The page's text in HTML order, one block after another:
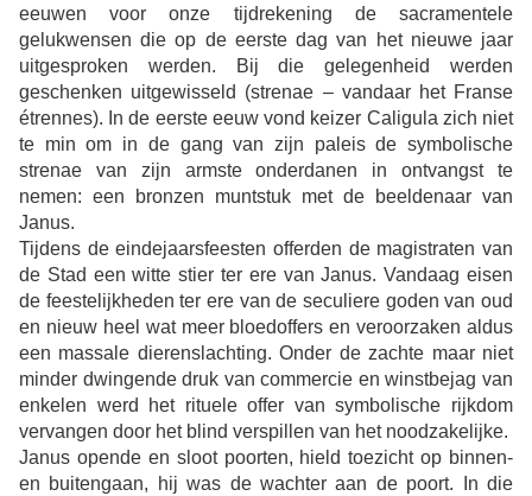
eeuwen voor onze tijdrekening de sacramentele
gelukwensen die op de eerste dag van het nieuwe jaar
uitgesproken werden. Bij die gelegenheid werden
geschenken uitgewisseld (strenae – vandaar het Franse
étrennes). In de eerste eeuw vond keizer Caligula zich niet
te min om in de gang van zijn paleis de symbolische
strenae van zijn armste onderdanen in ontvangst te
nemen: een bronzen muntstuk met de beeldenaar van
Janus.
Tijdens de eindejaarsfeesten offerden de magistraten van
de Stad een witte stier ter ere van Janus. Vandaag eisen
de feestelijkheden ter ere van de seculiere goden van oud
en nieuw heel wat meer bloedoffers en veroorzaken aldus
een massale dierenslachting. Onder de zachte maar niet
minder dwingende druk van commercie en winstbejag van
enkelen werd het rituele offer van symbolische rijkdom
vervangen door het blind verspillen van het noodzakelijke.
Janus opende en sloot poorten, hield toezicht op binnen-
en buitengaan, hij was de wachter aan de poort. In die